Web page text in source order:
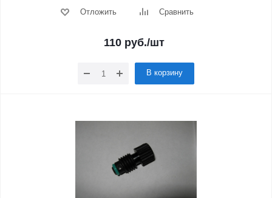
Отложить Сравнить
110руб./шт
В корзину